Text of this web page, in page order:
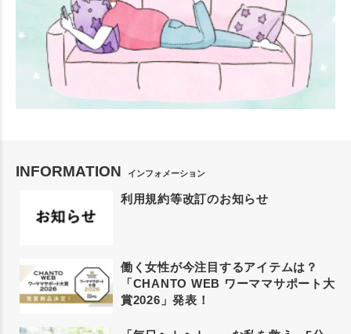
INFORMATION インフォメーション
利用規約等改訂のお知らせ
働く女性が今注目するアイテムは？
「CHANTO WEB ワーママサポート大
賞2026」発表！